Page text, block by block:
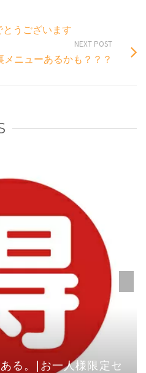
うございます
NEXT POST
メニューあるかも？？？
る。|お一人様限定セ